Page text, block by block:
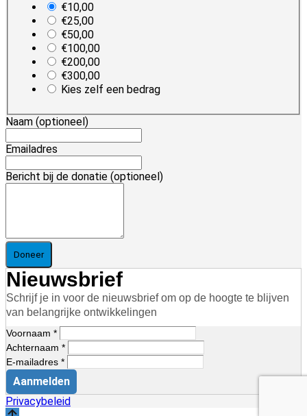
€10,00
€25,00
€50,00
€100,00
€200,00
€300,00
Kies zelf een bedrag
Naam (optioneel)
Emailadres
Bericht bij de donatie (optioneel)
Doneer
Nieuwsbrief
Schrijf je in voor de nieuwsbrief om op de hoogte te blijven
van belangrijke ontwikkelingen
Voornaam *
Achternaam *
E-mailadres *
Aanmelden
Privacybeleid